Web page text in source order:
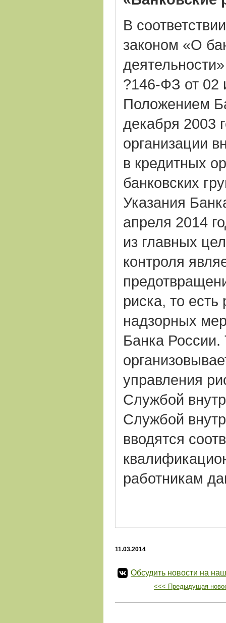
В
законом «О
?146-ФЗ от 02
Положением
декабря 2003
организации
в кредитных
банковских
Указания
апреля 2014
из главных
контроля
риска, то
надзорных
Банка России.
управления
Службой
Службой
вводятся
работникам
11.03.2014
Обсудить новости на
<<< Предыдущая